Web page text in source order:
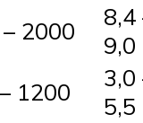
2000
8,4
9,0
1200
3,0
5,5